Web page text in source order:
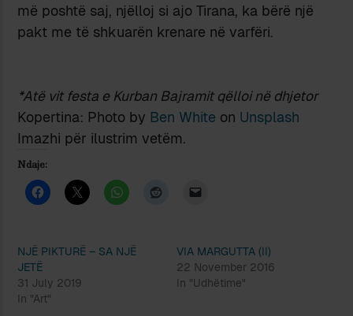
më poshtë saj, njëlloj si ajo Tirana, ka bërë një
pakt me të shkuarën krenare në varfëri.
*Atë vit festa e Kurban Bajramit qëlloi në dhjetor
Kopertina: Photo by Ben White on Unsplash
Imazhi për ilustrim vetëm.
Ndaje:
NJË PIKTURË – SA NJË
JETË
31 July 2019
In "Art"
VIA MARGUTTA (II)
22 November 2016
In "Udhëtime"